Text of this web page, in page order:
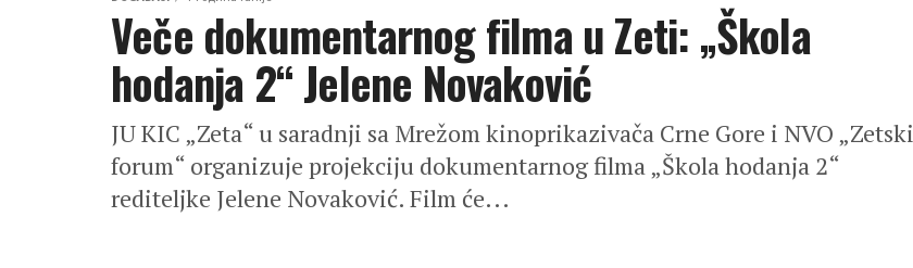
Veče dokumentarnog filma u Zeti: „Škola
hodanja 2“ Jelene Novaković
JU KIC „Zeta“ u saradnji sa Mrežom kinoprikazivača Crne Gore i NVO „Zetski
forum“ organizuje projekciju dokumentarnog filma „Škola hodanja 2“
rediteljke Jelene Novaković. Film će...